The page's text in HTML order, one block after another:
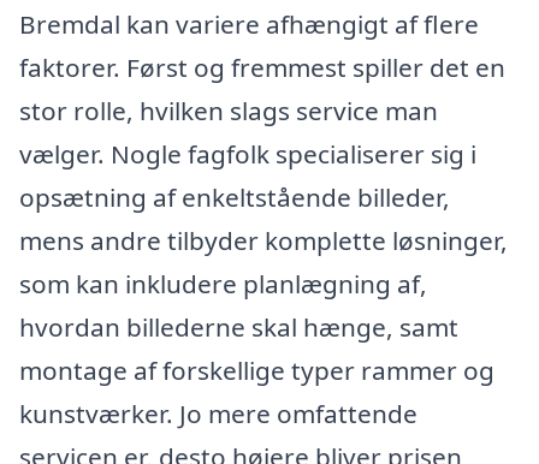
Bremdal kan variere afhængigt af flere
faktorer. Først og fremmest spiller det en
stor rolle, hvilken slags service man
vælger. Nogle fagfolk specialiserer sig i
opsætning af enkeltstående billeder,
mens andre tilbyder komplette løsninger,
som kan inkludere planlægning af,
hvordan billederne skal hænge, samt
montage af forskellige typer rammer og
kunstværker. Jo mere omfattende
servicen er, desto højere bliver prisen